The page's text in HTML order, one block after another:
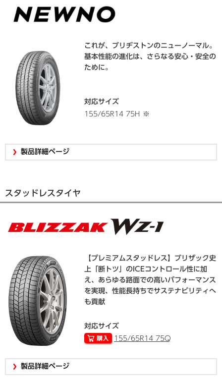
これが、ブリヂストンのニューノーマル。
基本性能の進化は、さらなる安心・安全の
ために。
対応サイズ
155/65R14 75H
※
製品詳細ページ
スタッドレスタイヤ
【プレミアムスタッドレス】ブリザック史
上「断トツ」のICEコントロール性に加
え、あらゆる路面での高いパフォーマンス
を実現、性能長持ちでサステナビリティへ
も貢献
対応サイズ
155/65R14 75Q
製品詳細ページ